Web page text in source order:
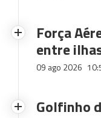
Força
entre
09 ago 2026
Golfinho